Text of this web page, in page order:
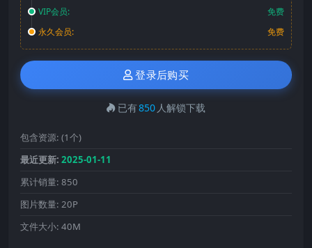
VIP会员:
免费
永久会员:
免费
登录后购买
已有850 人解锁下载
包含资源: (1个)
最近更新: 2025-01-11
累计销量: 850
图片数量: 20P
文件大小: 40M